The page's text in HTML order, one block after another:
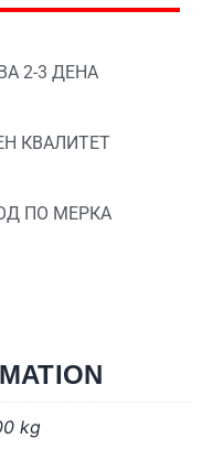
2-3 ДЕНА
КВАЛИТЕТ
ПО МЕРКА
kg